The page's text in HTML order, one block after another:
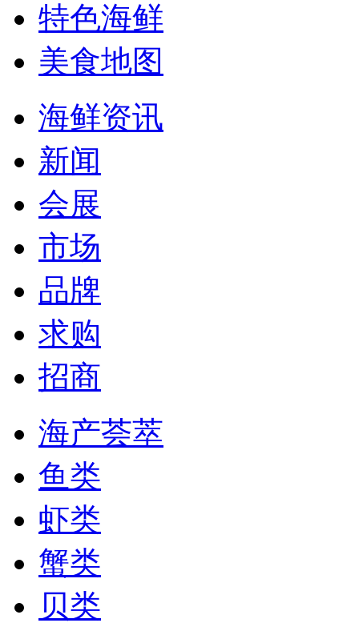
特色海鲜
美食地图
海鲜资讯
新闻
会展
市场
品牌
求购
招商
海产荟萃
鱼类
虾类
蟹类
贝类